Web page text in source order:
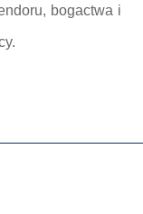
bogactwa i